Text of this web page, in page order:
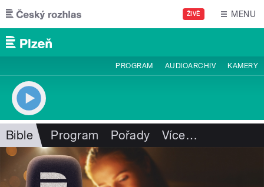
Přejít k hlavnímu obsahu
ŽIVĚ MENU
PROGRAM AUDIOARCHIV KAMERY
Bible Program Pořady Více…